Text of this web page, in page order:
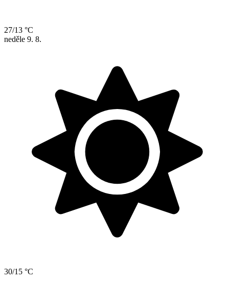
27/13 °C
neděle 9. 8.
30/15 °C